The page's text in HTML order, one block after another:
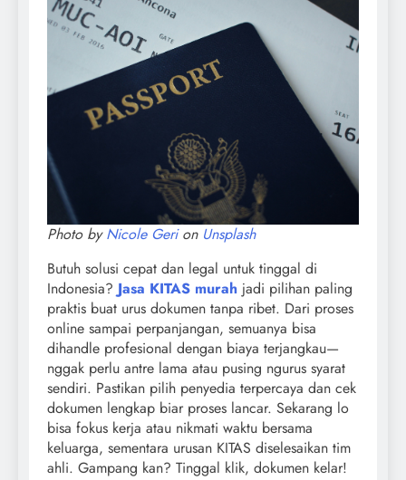
Photo byNicole Gerion Unsplash
Butuh solusi cepat dan legal untuk tinggal di
Indonesia? Jasa KITAS murah jadi pilihan paling
praktis buat urus dokumen tanpa ribet. Dari proses
online sampai perpanjangan, semuanya bisa
dihandle profesional dengan biaya terjangkau—
nggak perlu antre lama atau pusing ngurus syarat
sendiri. Pastikan pilih penyedia terpercaya dan cek
dokumen lengkap biar proses lancar. Sekarang lo
bisa fokus kerja atau nikmati waktu bersama
keluarga, sementara urusan KITAS diselesaikan tim
ahli. Gampang kan? Tinggal klik, dokumen kelar!